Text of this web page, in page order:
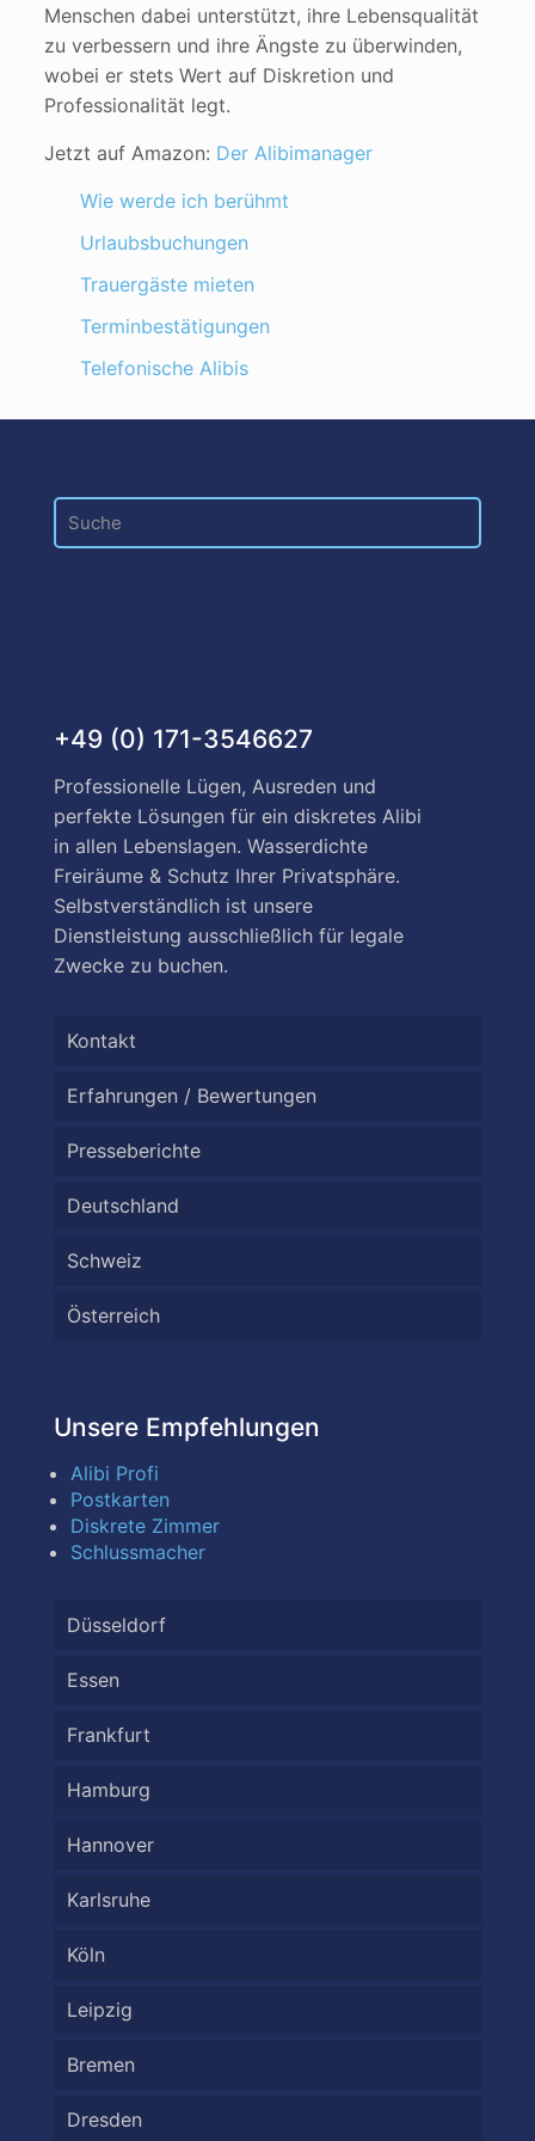
Menschen dabei unterstützt, ihre Lebensqualität
zu verbessern und ihre Ängste zu überwinden,
wobei er stets Wert auf Diskretion und
Professionalität legt.
Jetzt auf Amazon: Der Alibimanager
Wie werde ich berühmt
Urlaubsbuchungen
Trauergäste mieten
Terminbestätigungen
Telefonische Alibis
+49 (0) 171-3546627
Professionelle Lügen, Ausreden und
perfekte Lösungen für ein diskretes Alibi
in allen Lebenslagen. Wasserdichte
Freiräume & Schutz Ihrer Privatsphäre.
Selbstverständlich ist unsere
Dienstleistung ausschließlich für legale
Zwecke zu buchen.
Kontakt
Erfahrungen / Bewertungen
Presseberichte
Deutschland
Schweiz
Österreich
Unsere Empfehlungen
Alibi Profi
Postkarten
Diskrete Zimmer
Schlussmacher
Düsseldorf
Essen
Frankfurt
Hamburg
Hannover
Karlsruhe
Köln
Leipzig
Bremen
Dresden